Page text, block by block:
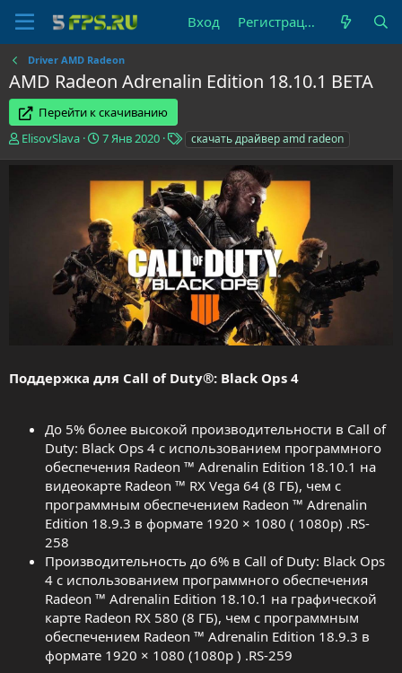
Вход Регистрация
Driver AMD Radeon
AMD Radeon Adrenalin Edition 18.10.1 BETA
Перейти к скачиванию
А
ElisovSlava
Д
а
о
з
д
а
н
и
7 Янв 2020
и
скачать драйвер amd radeon
Поддержка для Call of Duty®: Black Ops 4
До 5% более высокой производительности в Call of
Duty: Black Ops 4 с использованием программного
обеспечения Radeon ™ Adrenalin Edition 18.10.1 на
видеокарте Radeon ™ RX Vega 64 (8 ГБ), чем с
программным обеспечением Radeon ™ Adrenalin
Edition 18.9.3 в формате 1920 × 1080 ( 1080p) .RS-
258
Производительность до 6% в Call of Duty: Black Ops
4 с использованием программного обеспечения
Radeon ™ Adrenalin Edition 18.10.1 на графической
карте Radeon RX 580 (8 ГБ), чем с программным
обеспечением Radeon ™ Adrenalin Edition 18.9.3 в
формате 1920 × 1080 (1080p ) .RS-259